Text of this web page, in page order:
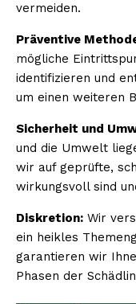
vermeiden.
Präventive
mögliche
identifizieren und
um einen weiteren
Sicherheit und
und die Umwelt
wir auf geprüfte,
wirkungsvoll sind
Diskretion: Wir
ein heikles
garantieren wir
Phasen der